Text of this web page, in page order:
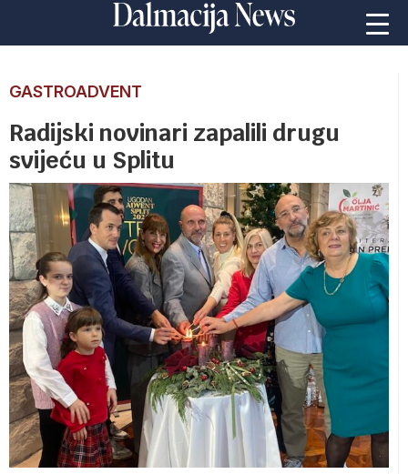
GASTROADVENT
Radijski novinari zapalili drugu
svijeću u Splitu